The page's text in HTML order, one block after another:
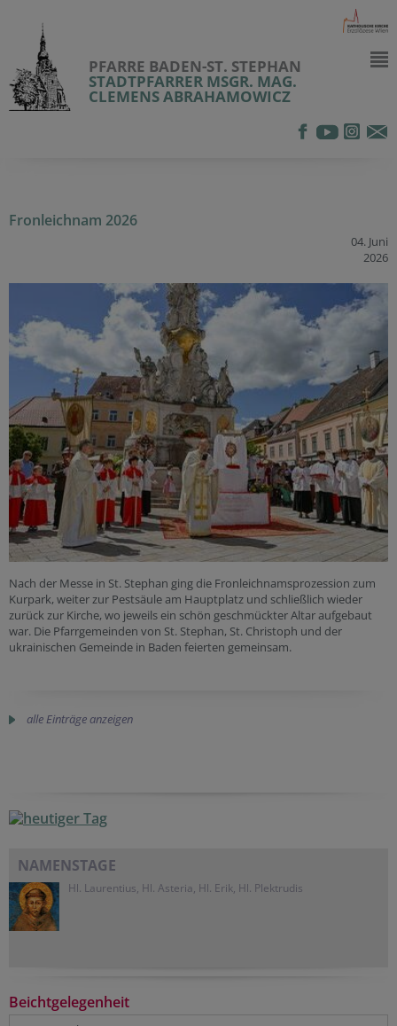
PFARRE BADEN-ST. STEPHAN
STADTPFARRER MSGR. MAG.
CLEMENS ABRAHAMOWICZ
Fronleichnam 2026
04. Juni
2026
Nach der Messe in St. Stephan ging die Fronleichnamsprozession zum
Kurpark, weiter zur Pestsäule am Hauptplatz und schließlich wieder
zurück zur Kirche, wo jeweils ein schön geschmückter Altar aufgebaut
war. Die Pfarrgemeinden von St. Stephan, St. Christoph und der
ukrainischen Gemeinde in Baden feierten gemeinsam.
alle Einträge anzeigen
NAMENSTAGE
Hl. Laurentius, Hl. Asteria, Hl. Erik, Hl. Plektrudis
Beichtgelegenheit